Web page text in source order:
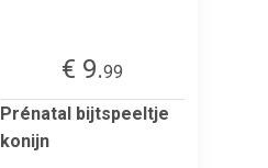
€ 9.99
Prénatal bijtspeeltje
konijn